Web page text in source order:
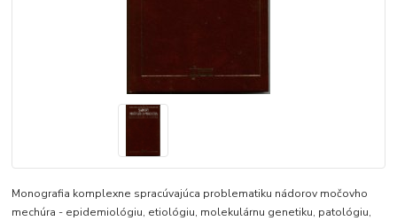
Monografia komplexne spracúvajúca problematiku nádorov močovho
mechúra - epidemiológiu, etiológiu, molekulárnu genetiku, patológiu,